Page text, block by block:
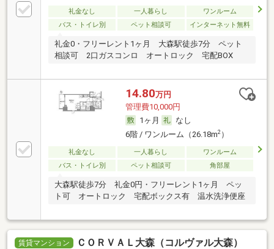
礼金なし 一人暮らし
ワンルーム
バス・トイレ別
ペット相談可 インターネット無料
礼金0・フリーレント1ヶ月 大森駅徒歩7分 ペット
相談可 2口ガスコンロ オートロック 宅配BOX
14.80万円
管理費10,000円
1ヶ月
なし
6階 / ワンルーム（26.18m2）
礼金なし 一人暮らし
ワンルーム
バス・トイレ別
ペット相談可 角部屋
大森駅徒歩7分 礼金0円・フリーレント1ヶ月 ペッ
ト可 オートロック 宅配ボックス有 温水洗浄便座
賃貸マンション ＣＯＲＶＡＬ大森（コルヴァル大森）